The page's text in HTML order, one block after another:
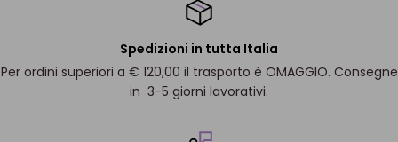
Spedizioni in tutta Italia
Per ordini superiori a € 120,00 il trasporto è OMAGGIO. Consegne
in 3-5 giorni lavorativi.